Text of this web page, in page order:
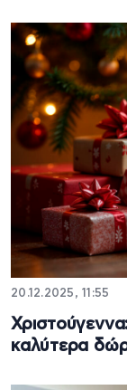
20.12.2025, 11:55
καλύτερα